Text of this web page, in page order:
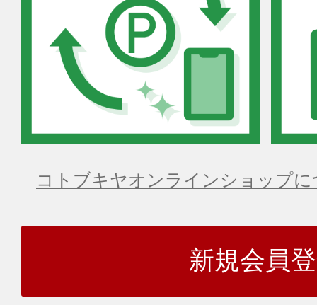
コトブキヤオンラインショップ